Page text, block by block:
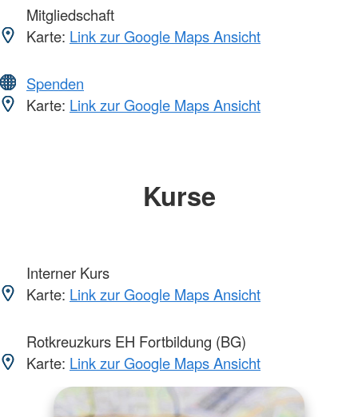
Mitgliedschaft
Karte: Link zur Google Maps Ansicht
Spenden
Karte: Link zur Google Maps Ansicht
Kurse
Interner Kurs
Karte: Link zur Google Maps Ansicht
Rotkreuzkurs EH Fortbildung (BG)
Karte: Link zur Google Maps Ansicht